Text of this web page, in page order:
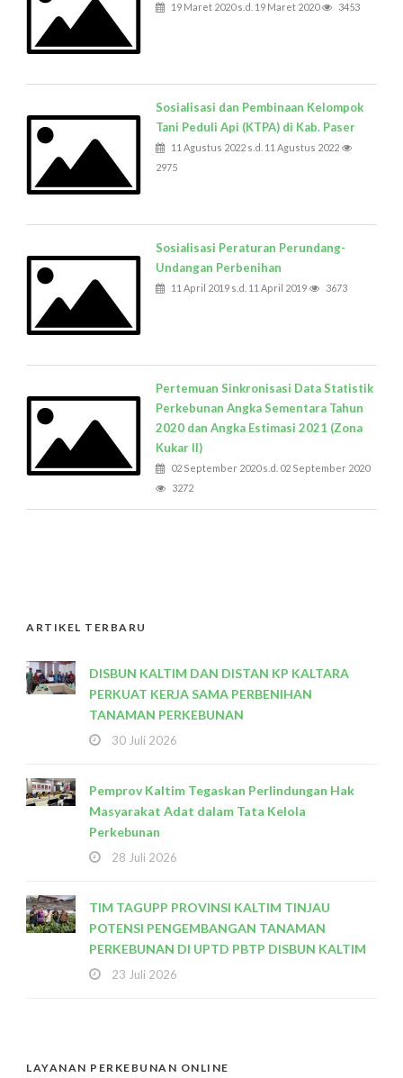
19 Maret 2020 s.d. 19 Maret 2020 3453
Sosialisasi dan Pembinaan Kelompok
Tani Peduli Api (KTPA) di Kab. Paser
11 Agustus 2022 s.d. 11 Agustus 2022
2975
Sosialisasi Peraturan Perundang-
Undangan Perbenihan
11 April 2019 s.d. 11 April 2019 3673
Pertemuan Sinkronisasi Data Statistik
Perkebunan Angka Sementara Tahun
2020 dan Angka Estimasi 2021 (Zona
Kukar II)
02 September 2020 s.d. 02 September 2020
3272
ARTIKEL TERBARU
DISBUN KALTIM DAN DISTAN KP KALTARA
PERKUAT KERJA SAMA PERBENIHAN
TANAMAN PERKEBUNAN
30 Juli 2026
Pemprov Kaltim Tegaskan Perlindungan Hak
Masyarakat Adat dalam Tata Kelola
Perkebunan
28 Juli 2026
TIM TAGUPP PROVINSI KALTIM TINJAU
POTENSI PENGEMBANGAN TANAMAN
PERKEBUNAN DI UPTD PBTP DISBUN KALTIM
23 Juli 2026
LAYANAN PERKEBUNAN ONLINE